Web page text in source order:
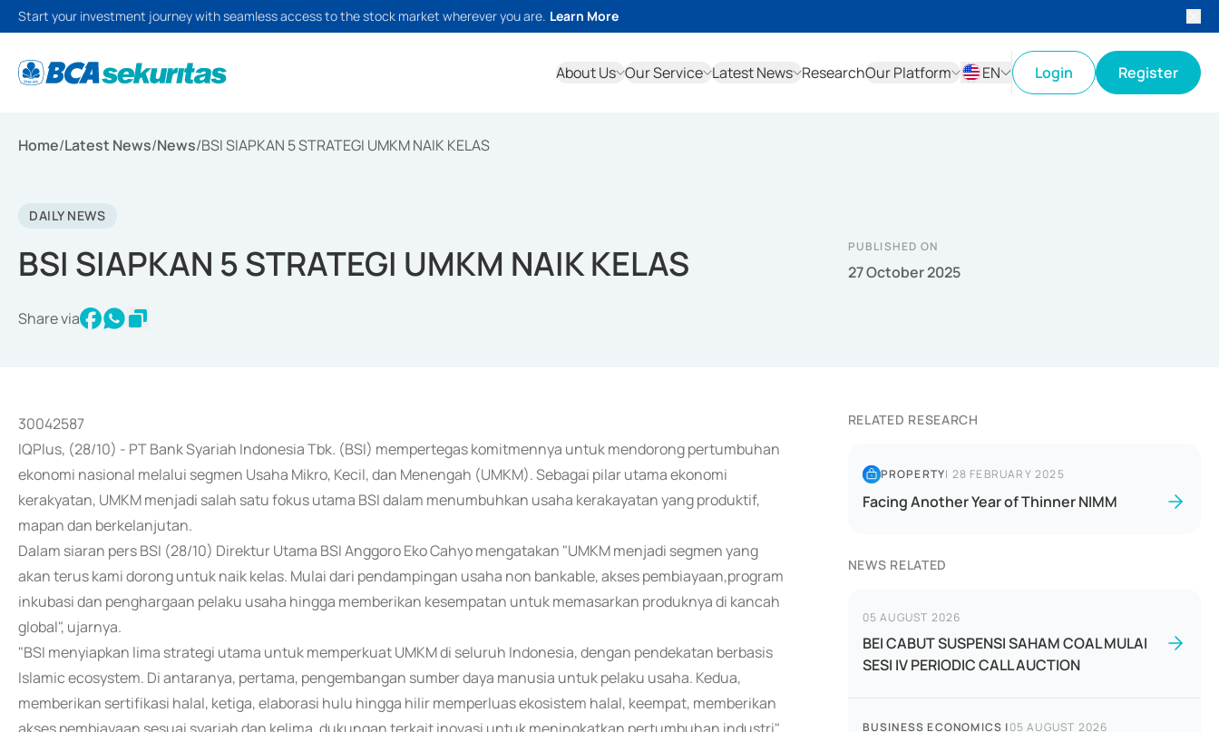
Start your investment journey with seamless access to the stock market wherever you are. Learn More
About Us Our Service Latest News ResearchOur Platform
EN
Login Register
Home/Latest News/News/BSI SIAPKAN 5 STRATEGI UMKM NAIK KELAS
DAILY NEWS
BSI SIAPKAN 5 STRATEGI UMKM NAIK KELAS
Share via
PUBLISHED ON
27 October 2025
30042587
IQPlus, (28/10) - PT Bank Syariah Indonesia Tbk. (BSI) mempertegas komitmennya untuk mendorong pertumbuhan
ekonomi nasional melalui segmen Usaha Mikro, Kecil, dan Menengah (UMKM). Sebagai pilar utama ekonomi
kerakyatan, UMKM menjadi salah satu fokus utama BSI dalam menumbuhkan usaha kerakayatan yang produktif,
mapan dan berkelanjutan.
Dalam siaran pers BSI (28/10) Direktur Utama BSI Anggoro Eko Cahyo mengatakan "UMKM menjadi segmen yang
akan terus kami dorong untuk naik kelas. Mulai dari pendampingan usaha non bankable, akses pembiayaan,program
inkubasi dan penghargaan pelaku usaha hingga memberikan kesempatan untuk memasarkan produknya di kancah
global", ujarnya.
"BSI menyiapkan lima strategi utama untuk memperkuat UMKM di seluruh Indonesia, dengan pendekatan berbasis
Islamic ecosystem. Di antaranya, pertama, pengembangan sumber daya manusia untuk pelaku usaha. Kedua,
memberikan sertifikasi halal, ketiga, elaborasi hulu hingga hilir memperluas ekosistem halal, keempat, memberikan
RELATED RESEARCH
PROPERTY| 28 FEBRUARY 2025
Facing Another Year of Thinner NIMM
NEWS RELATED
05 AUGUST 2026
BEI CABUT SUSPENSI SAHAM COAL MULAI
SESI IV PERIODIC CALL AUCTION
BUSINESS ECONOMICS |05 AUGUST 2026